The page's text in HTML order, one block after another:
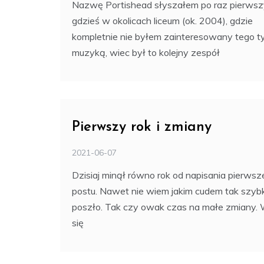
Nazwę Portishead słyszałem po raz
gdzieś w okolicach liceum (ok. 2004), gdzie
kompletnie nie byłem zainteresowany tego
muzyką, wiec był to kolejny zespół
Pierwszy rok i zmiany
2021-06-07
Dzisiaj minął równo rok od napisania
postu. Nawet nie wiem jakim cudem tak
poszło. Tak czy owak czas na małe zmiany.
się